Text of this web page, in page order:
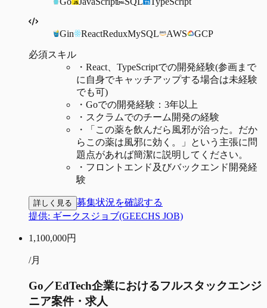
Gin ReactReduxMySQL AWS GCP
必須スキル
・ React、TypeScriptでの開発経験(参画まで
に自身でキャッチアップする場合は未経験
でも可)
・ Goでの開発経験：3年以上
・ スクラムでのチーム開発の経験
・
「この薬を飲んだら風邪が治った。だか
らこの薬は風邪に効く。」という主張に問
題点があれば簡潔に説明してください。
・ フロントエンド及びバックエンド開発経
験
詳しく見る 募集状況を確認する
提供: ギークスジョブ(GEECHS JOB)
1,100,000円
/月
Go／EdTech企業におけるフルスタックエンジ
ニア案件・求人